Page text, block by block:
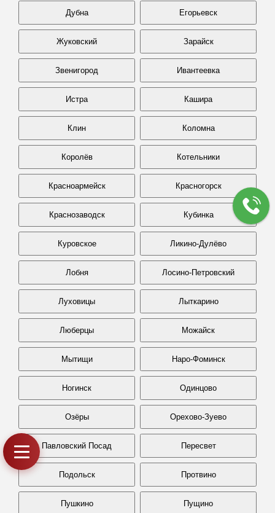
Дубна Егорьевск
Жуковский Зарайск
Звенигород Ивантеевка
Истра Кашира
Клин Коломна
Королёв Котельники
Красноармейск Красногорск
Краснозаводск Кубинка
Куровское Ликино-Дулёво
Лобня Лосино-Петровский
Луховицы Лыткарино
Люберцы Можайск
Мытищи Наро-Фоминск
Ногинск Одинцово
Озёры Орехово-Зуево
Павловский Посад Пересвет
Подольск Протвино
Пушкино Пущино